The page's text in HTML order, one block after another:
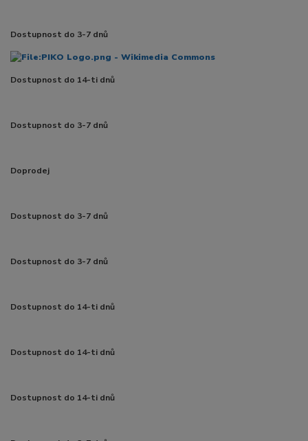
Dostupnost do 3-7 dnů
Dostupnost do 14-ti dnů
Dostupnost do 3-7 dnů
Doprodej
Dostupnost do 3-7 dnů
Dostupnost do 3-7 dnů
Dostupnost do 14-ti dnů
Dostupnost do 14-ti dnů
Dostupnost do 14-ti dnů